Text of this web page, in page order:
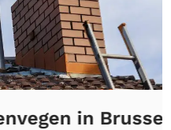
in Brussel :